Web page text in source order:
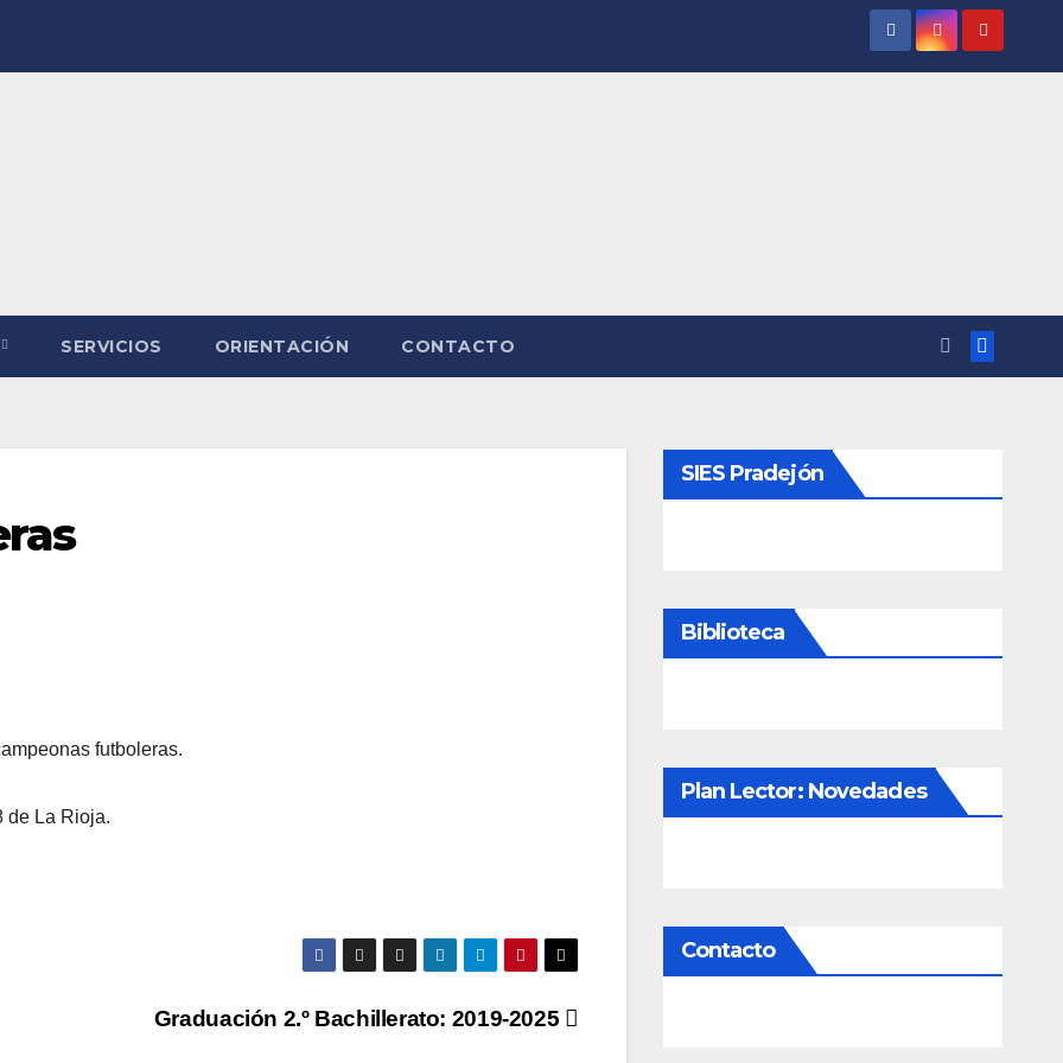
SERVICIOS ORIENTACIÓN CONTACTO
futboleras.
de La Rioja.
Graduación 2.º Bachillerato: 2019-2025
SIES Pradejón
Biblioteca
Plan Lector: Novedades
Contacto